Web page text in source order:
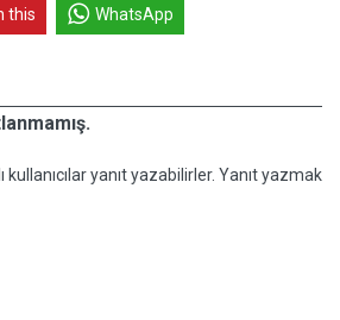
this WhatsApp
kullanıcılar yanıt yazabilirler. Yanıt yazmak